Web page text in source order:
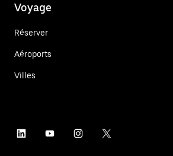
Voyage
Réserver
Aéroports
Villes